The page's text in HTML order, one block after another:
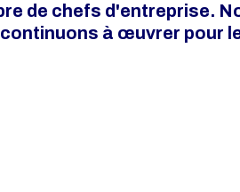
de chefs d'entreprise.
à œuvrer pour